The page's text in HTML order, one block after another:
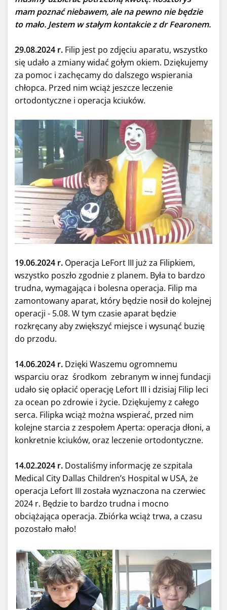
mam poznać niebawem, ale na pewno nie będzie
to mało. Jestem w stałym kontakcie z dr Fearonem.
29.08.2024 r. Filip jest po zdjęciu aparatu, wszystko
się udało a zmiany widać gołym okiem. Dziękujemy
za pomoc i zachęcamy do dalszego wspierania
chłopca. Przed nim wciąż jeszcze leczenie
ortodontyczne i operacja kciuków.
19.06.2024 r. Operacja LeFort III już za Filipkiem,
wszystko poszło zgodnie z planem. Była to bardzo
trudna, wymagająca i bolesna operacja. Filip ma
zamontowany aparat, który będzie nosił do kolejnej
operacji - 5.08. W tym czasie aparat będzie
rozkręcany aby zwiększyć miejsce i wysunąć buzię
do przodu.
14.06.2024 r. Dzięki Waszemu ogromnemu
wsparciu oraz środkom zebranym w innej fundacji
udało się opłacić operację Lefort III i dzisiaj Filip leci
za ocean po zdrowie i życie. Dziękujemy z całego
serca. Filipka wciąż można wspierać, przed nim
kolejne starcia z zespołem Aperta: operacja dłoni, a
konkretnie kciuków, oraz leczenie ortodontyczne.
14.02.2024 r. Dostaliśmy informację ze szpitala
Medical City Dallas Children’s Hospital w USA, że
operacja Lefort III została wyznaczona na czerwiec
2024 r. Będzie to bardzo trudna i mocno
obciążająca operacja. Zbiórka wciąż trwa, a czasu
pozostało mało!